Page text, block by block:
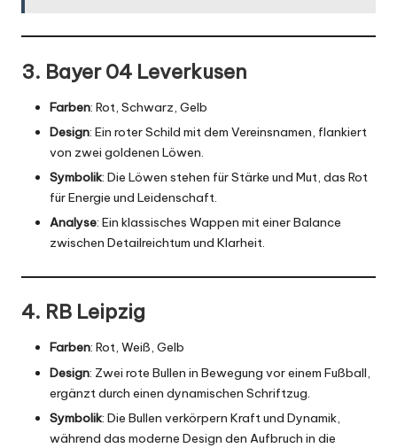
3. Bayer 04 Leverkusen
Farben: Rot, Schwarz, Gelb
Design: Ein roter Schild mit dem Vereinsnamen, flankiert
von zwei goldenen Löwen.
Symbolik: Die Löwen stehen für Stärke und Mut, das Rot
für Energie und Leidenschaft.
Analyse: Ein klassisches Wappen mit einer Balance
zwischen Detailreichtum und Klarheit.
4. RB Leipzig
Farben: Rot, Weiß, Gelb
Design: Zwei rote Bullen in Bewegung vor einem Fußball,
ergänzt durch einen dynamischen Schriftzug.
Symbolik: Die Bullen verkörpern Kraft und Dynamik,
während das moderne Design den Aufbruch in die